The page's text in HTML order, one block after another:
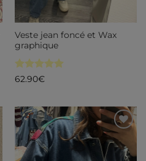
Veste jean foncé et Wax
graphique
Note5sur
62.90€
Ajouter
à ma
liste de
souhaits